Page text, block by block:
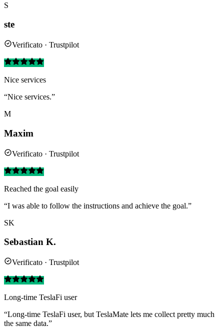
S
ste
Verificato · Trustpilot
Nice services
“Nice services.”
M
Maxim
Verificato · Trustpilot
Reached the goal easily
“I was able to follow the instructions and achieve the goal.”
SK
Sebastian K.
Verificato · Trustpilot
Long-time TeslaFi user
“Long-time TeslaFi user, but TeslaMate lets me collect pretty much
the same data.”